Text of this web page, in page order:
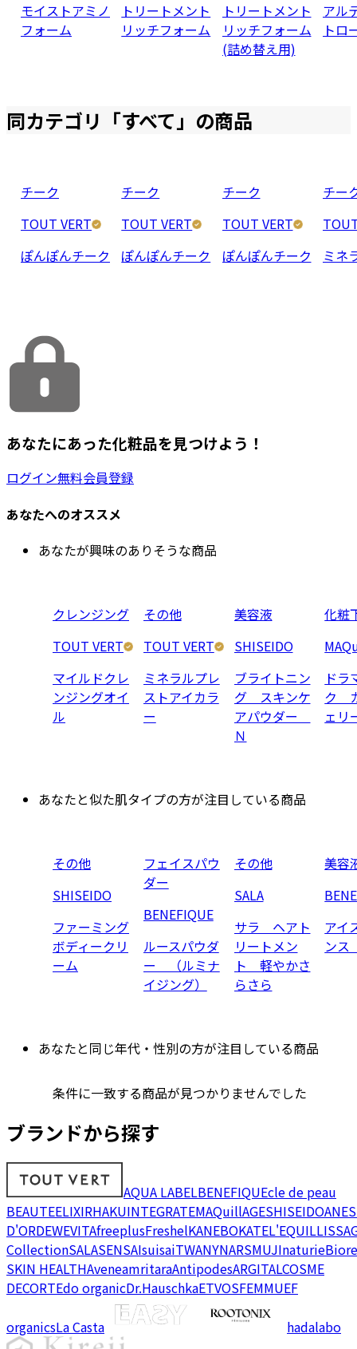
モイストアミノ
フォーム
トリートメント
リッチフォーム
トリートメント
リッチフォーム
(詰め替え用)
アル
トロ
同カテゴリ「すべて」の商品
チーク
TOUT VERT
ぽんぽんチーク
チーク
TOUT VERT
ぽんぽんチーク
チーク
TOUT VERT
ぽんぽんチーク
チー
ミネ
あなたにあった化粧品を見つけよう！
ログイン無料会員登録
あなたへのオススメ
あなたが興味のありそうな商品
クレンジング
TOUT VERT
マイルドクレ
ンジングオイ
ル
その他
TOUT VERT
ミネラルプレ
ストアイカラ
ー
美容液
SHISEIDO
ブライトニン
グ スキンケ
アパウダー
Ｎ
化粧
ドラ
ク
ェ
あなたと似た肌タイプの方が注目している商品
その他
SHISEIDO
ファーミング
ボディークリ
ーム
フェイスパウ
ダー
BENEFIQUE
ルースパウダ
ー （ルミナ
イジング）
その他
SALA
サラ ヘアト
リートメン
ト 軽やかさ
らさら
美容
アイ
ン
あなたと同じ年代・性別の方が注目している商品
条件に一致する商品が見つかりませんでした
ブランドから探す
AQUA LABELBENEFIQUEcle de peau
BEAUTEELIXIRHAKUINTEGRATEMAQuillAGESHISEIDO
D'ORDEWEVITAfreeplusFreshelKANEBOKATEL'EQUIL
CollectionSALASENSAIsuisaiTWANYNARSMUJInaturieBiore
SKIN HEALTHAveneamritaraAntipodesARGITALCOSME
DECORTEdo organicDr.HauschkaETVOSFEMMUEF
organicsLa Casta hadalabo